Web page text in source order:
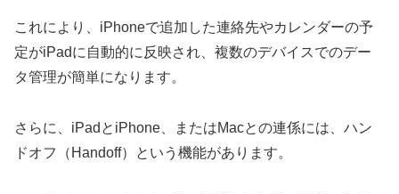
これにより、iPhoneで追加した連絡先やカレンダーの予
定がiPadに自動的に反映され、複数のデバイスでのデー
タ管理が簡単になります。
さらに、iPadとiPhone、またはMacとの連係には、ハン
ドオフ（Handoff）という機能があります。